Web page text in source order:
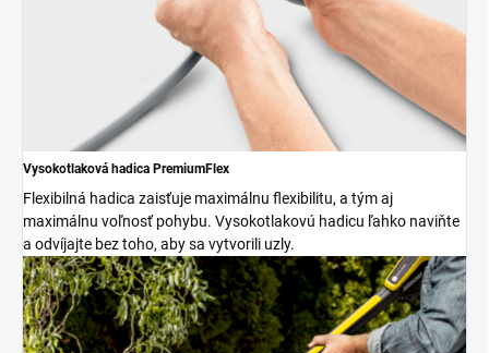
Vysokotlaková hadica PremiumFlex
Flexibilná hadica zaisťuje maximálnu flexibilitu, a tým aj
maximálnu voľnosť pohybu. Vysokotlakovú hadicu ľahko naviňte
a odvíjajte bez toho, aby sa vytvorili uzly.